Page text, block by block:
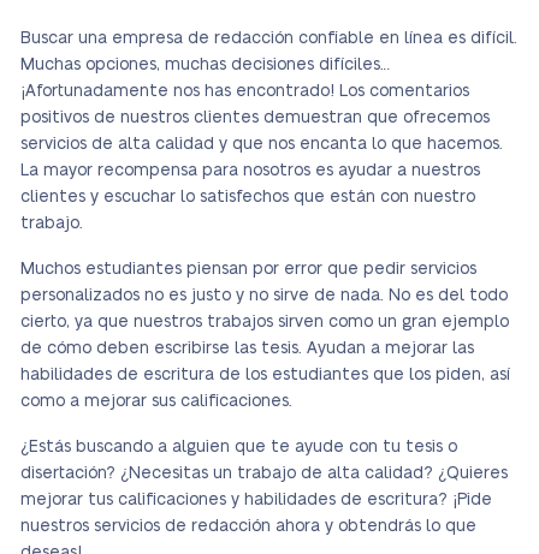
Buscar una empresa de redacción confiable en línea es difícil.
Muchas opciones, muchas decisiones difíciles…
¡Afortunadamente nos has encontrado! Los comentarios
positivos de nuestros clientes demuestran que ofrecemos
servicios de alta calidad y que nos encanta lo que hacemos.
La mayor recompensa para nosotros es ayudar a nuestros
clientes y escuchar lo satisfechos que están con nuestro
trabajo.
Muchos estudiantes piensan por error que pedir servicios
personalizados no es justo y no sirve de nada. No es del todo
cierto, ya que nuestros trabajos sirven como un gran ejemplo
de cómo deben escribirse las tesis. Ayudan a mejorar las
habilidades de escritura de los estudiantes que los piden, así
como a mejorar sus calificaciones.
¿Estás buscando a alguien que te ayude con tu tesis o
disertación? ¿Necesitas un trabajo de alta calidad? ¿Quieres
mejorar tus calificaciones y habilidades de escritura? ¡Pide
nuestros servicios de redacción ahora y obtendrás lo que